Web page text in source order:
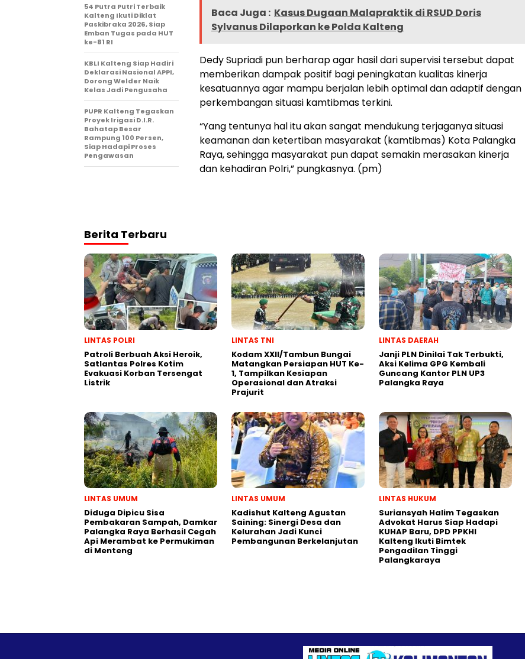
Baca Juga : Kasus Dugaan Malapraktik di RSUD Doris
Sylvanus Dilaporkan ke Polda Kalteng
Dedy Supriadi pun berharap agar hasil dari supervisi tersebut dapat
memberikan dampak positif bagi peningkatan kualitas kinerja
kesatuannya agar mampu berjalan lebih optimal dan adaptif dengan
perkembangan situasi kamtibmas terkini.
“Yang tentunya hal itu akan sangat mendukung terjaganya situasi
keamanan dan ketertiban masyarakat (kamtibmas) Kota Palangka
Raya, sehingga masyarakat pun dapat semakin merasakan kinerja
dan kehadiran Polri,” pungkasnya. (pm)
54 Putra Putri Terbaik
Kalteng Ikuti Diklat
Paskibraka 2026, Siap
Emban Tugas pada HUT
ke-81 RI
KBLI Kalteng Siap Hadiri
Deklarasi Nasional APPI,
Dorong Welder Naik
Kelas Jadi Pengusaha
PUPR Kalteng Tegaskan
Proyek Irigasi D.I.R.
Bahatap Besar
Rampung 100 Persen,
Siap Hadapi Proses
Pengawasan
Berita Terbaru
LINTAS POLRI
Patroli Berbuah Aksi Heroik,
Satlantas Polres Kotim
Evakuasi Korban Tersengat
Listrik
LINTAS TNI
Kodam XXII/Tambun Bungai
Matangkan Persiapan HUT Ke-
1, Tampilkan Kesiapan
Operasional dan Atraksi
Prajurit
LINTAS DAERAH
Janji PLN Dinilai Tak Terbukti,
Aksi Kelima GPG Kembali
Guncang Kantor PLN UP3
Palangka Raya
LINTAS UMUM
Diduga Dipicu Sisa
Pembakaran Sampah, Damkar
Palangka Raya Berhasil Cegah
Api Merambat ke Permukiman
di Menteng
LINTAS UMUM
Kadishut Kalteng Agustan
Saining: Sinergi Desa dan
Kelurahan Jadi Kunci
Pembangunan Berkelanjutan
LINTAS HUKUM
Suriansyah Halim Tegaskan
Advokat Harus Siap Hadapi
KUHAP Baru, DPD PPKHI
Kalteng Ikuti Bimtek
Pengadilan Tinggi
Palangkaraya